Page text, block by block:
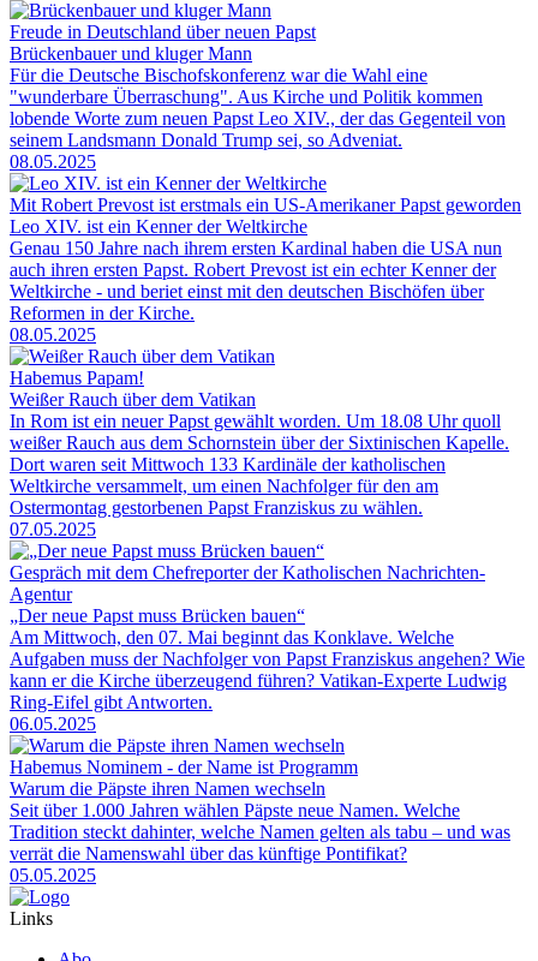
Freude in Deutschland über neuen Papst
Brückenbauer und kluger Mann
Für die Deutsche Bischofskonferenz war die Wahl eine
"wunderbare Überraschung". Aus Kirche und Politik kommen
lobende Worte zum neuen Papst Leo XIV., der das Gegenteil von
seinem Landsmann Donald Trump sei, so Adveniat.
08.05.2025
Mit Robert Prevost ist erstmals ein US-Amerikaner Papst geworden
Leo XIV. ist ein Kenner der Weltkirche
Genau 150 Jahre nach ihrem ersten Kardinal haben die USA nun
auch ihren ersten Papst. Robert Prevost ist ein echter Kenner der
Weltkirche - und beriet einst mit den deutschen Bischöfen über
Reformen in der Kirche.
08.05.2025
Habemus Papam!
Weißer Rauch über dem Vatikan
In Rom ist ein neuer Papst gewählt worden. Um 18.08 Uhr quoll
weißer Rauch aus dem Schornstein über der Sixtinischen Kapelle.
Dort waren seit Mittwoch 133 Kardinäle der katholischen
Weltkirche versammelt, um einen Nachfolger für den am
Ostermontag gestorbenen Papst Franziskus zu wählen.
07.05.2025
Gespräch mit dem Chefreporter der Katholischen Nachrichten-
Agentur
„Der neue Papst muss Brücken bauen“
Am Mittwoch, den 07. Mai beginnt das Konklave. Welche
Aufgaben muss der Nachfolger von Papst Franziskus angehen? Wie
kann er die Kirche überzeugend führen? Vatikan-Experte Ludwig
Ring-Eifel gibt Antworten.
06.05.2025
Habemus Nominem - der Name ist Programm
Warum die Päpste ihren Namen wechseln
Seit über 1.000 Jahren wählen Päpste neue Namen. Welche
Tradition steckt dahinter, welche Namen gelten als tabu – und was
verrät die Namenswahl über das künftige Pontifikat?
05.05.2025
Links